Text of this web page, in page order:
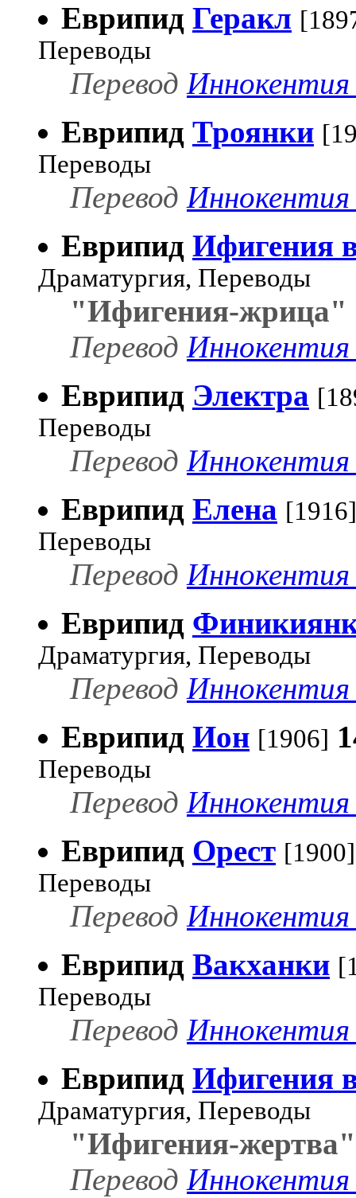
Еврипид Геракл
Переводы
Перевод Иннокентия
Еврипид Троянки
Переводы
Перевод Иннокентия
Еврипид Ифигения
Драматургия, Переводы
"Ифигения-жрица"
Перевод Иннокентия
Еврипид Электра
Переводы
Перевод Иннокентия
Еврипид Елена [1916]
Переводы
Перевод Иннокентия
Еврипид
Драматургия, Переводы
Перевод Иннокентия
Еврипид Ион [1906]
Переводы
Перевод Иннокентия
Еврипид Орест [1900]
Переводы
Перевод Иннокентия
Еврипид Вакханки
Переводы
Перевод Иннокентия
Еврипид Ифигения
Драматургия, Переводы
"Ифигения-жертва"
Перевод Иннокентия